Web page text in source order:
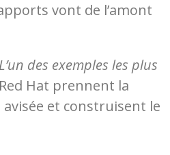
vont de l’amont
L’un des exemples les plus
Hat prennent la
et construisent le